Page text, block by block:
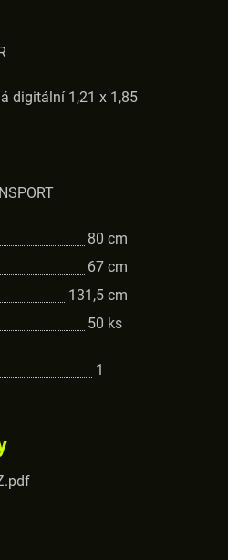
digitální 1,21 x 1,85
80 cm
67 cm
131,5 cm
50 ks
1